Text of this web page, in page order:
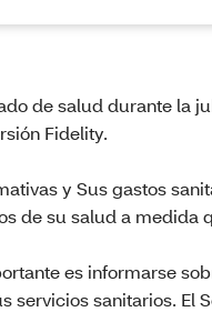
de salud durante la
Fidelity.
y Sus gastos
de su salud a medida
es informarse
servicios sanitarios. El